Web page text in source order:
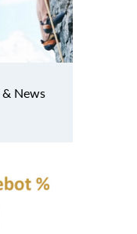
& News